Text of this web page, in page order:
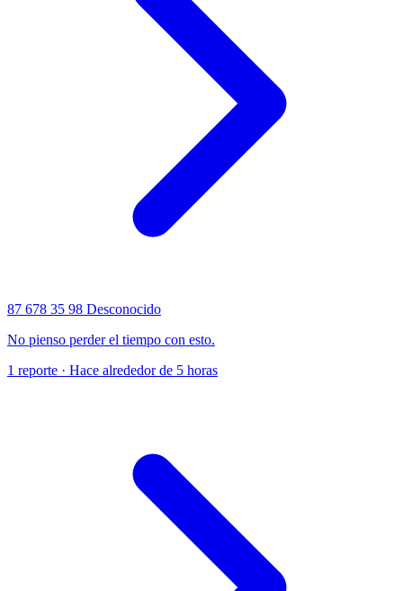
87 678 35 98 Desconocido
No pienso perder el tiempo con esto.
1 reporte · Hace alrededor de 5 horas